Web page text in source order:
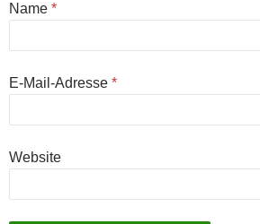
Name *
E-Mail-Adresse *
Website